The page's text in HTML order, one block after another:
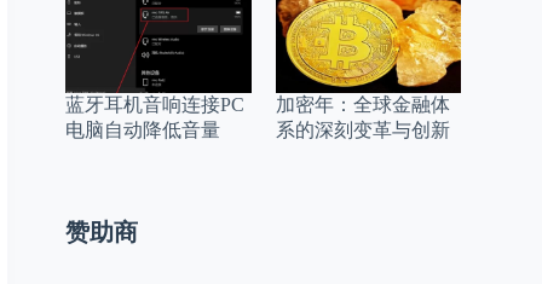
蓝牙耳机音响连接PC
电脑自动降低音量
加密年：全球金融体
系的深刻变革与创新
赞助商